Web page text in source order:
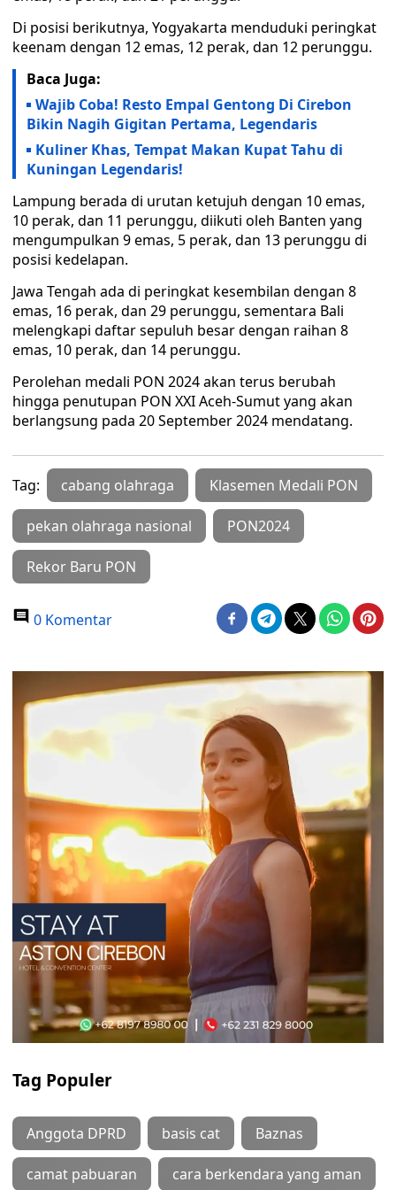
Di posisi berikutnya, Yogyakarta menduduki peringkat
keenam dengan 12 emas, 12 perak, dan 12 perunggu.
Baca Juga:
Wajib Coba! Resto Empal Gentong Di Cirebon
Bikin Nagih Gigitan Pertama, Legendaris
Kuliner Khas, Tempat Makan Kupat Tahu di
Kuningan Legendaris!
Lampung berada di urutan ketujuh dengan 10 emas,
10 perak, dan 11 perunggu, diikuti oleh Banten yang
mengumpulkan 9 emas, 5 perak, dan 13 perunggu di
posisi kedelapan.
Jawa Tengah ada di peringkat kesembilan dengan 8
emas, 16 perak, dan 29 perunggu, sementara Bali
melengkapi daftar sepuluh besar dengan raihan 8
emas, 10 perak, dan 14 perunggu.
Perolehan medali PON 2024 akan terus berubah
hingga penutupan PON XXI Aceh-Sumut yang akan
berlangsung pada 20 September 2024 mendatang.
Tag: cabang olahraga Klasemen Medali PON
pekan olahraga nasional PON2024
Rekor Baru PON
0 Komentar
Tag Populer
Anggota DPRD basis cat Baznas
camat pabuaran cara berkendara yang aman